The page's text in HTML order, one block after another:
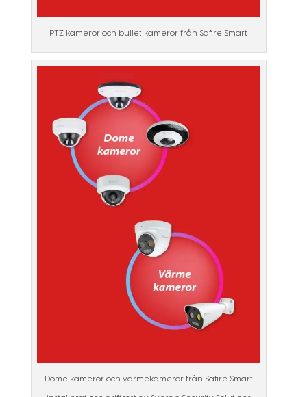
PTZ kameror och bullet kameror från Safire Smart
Dome kameror och värmekameror från Safire Smart